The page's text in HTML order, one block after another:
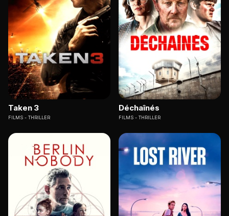
Taken 3
FILMS THRILLER
Déchaînés
FILMS THRILLER